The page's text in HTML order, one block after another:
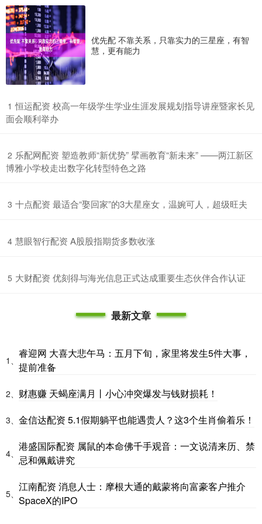
优先配 不靠关系，只靠实力的三星座，有智
慧，更有能力
1 ​恒运配资 校高一年级学生学业生涯发展规划指导讲座暨家长见
面会顺利举办
2 ​乐配网配资 塑造教师“新优势” 擘画教育“新未来” ——两江新区
博雅小学校走出数字化转型特色之路
3 ​十点配资 最适合“娶回家”的3大星座女，温婉可人，超级旺夫
4 ​慧眼智行配资 A股股指期货多数收涨
5 ​大财配资 优刻得与海光信息正式达成重要生态伙伴合作认证
最新文章
1、
睿迎网 大喜大悲午马：五月下旬，家里将发生5件大事，
提前准备
2、 财惠赚 天蝎座满月丨小心冲突爆发与钱财损耗！
3、 金信达配资 5.1假期躺平也能遇贵人？这3个生肖偷着乐！
4、
港盛国际配资 属鼠的本命佛千手观音：一文说清来历、禁
忌和佩戴讲究
5、
江南配资 消息人士：摩根大通的戴蒙将向富豪客户推介
SpaceX的IPO